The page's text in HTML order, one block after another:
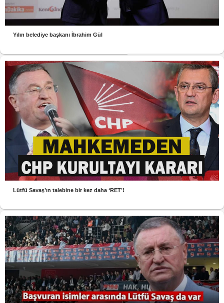
Yılın belediye başkanı İbrahim Gül
Lütfü Savaş’ın talebine bir kez daha ‘RET’!